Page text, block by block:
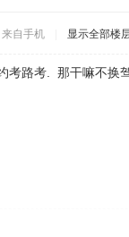
来自手机 显示全部楼
考路考. 那干嘛不